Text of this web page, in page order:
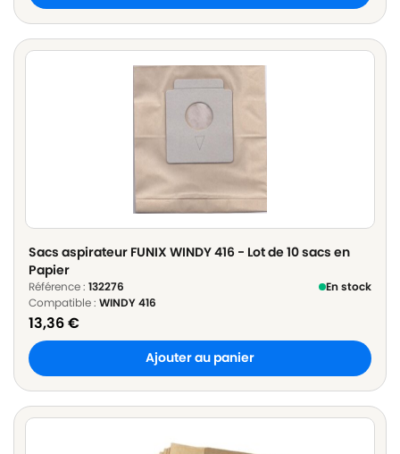
Sacs aspirateur FUNIX WINDY 416 - Lot de 10 sacs en
Papier
Référence : 132276
En stock
Compatible : WINDY 416
13,36€
Ajouter au panier